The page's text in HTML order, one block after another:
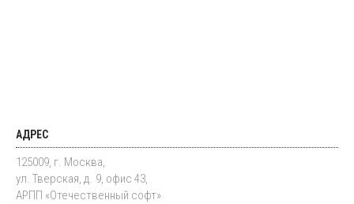
АДРЕС
125009, г. Москва,
ул. Тверская, д. 9, офис 43,
АРПП «Отечественный софт»